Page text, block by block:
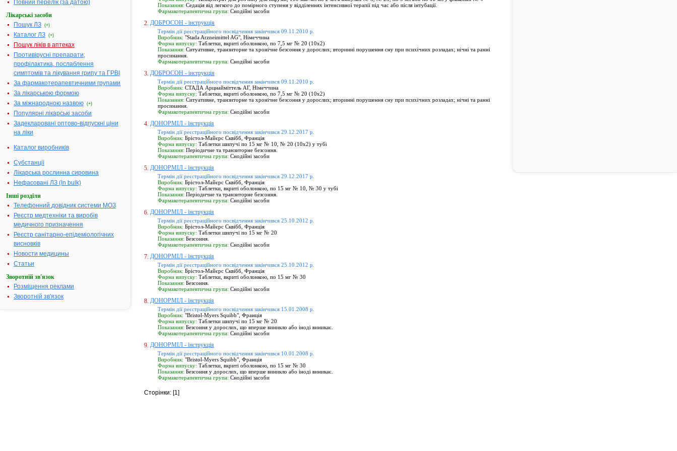
Повний перелік (за датою)
Лікарські засоби
Пошук ЛЗ (+)
Каталог ЛЗ (+)
Пошук ліків в аптеках
Противірусні препарати;
профілактика, послаблення
симптомів та лікування грипу та ГРВІ
За фармакотерапевтичними групами
За лікарською формою
За міжнародною назвою (+)
Популярні лікарські засоби
Задекларовані оптово-відпускні ціни
на ліки
Каталог виробників
Субстанції
Лікарська рослинна сировина
Нефасовані ЛЗ (In bulk)
Інші розділи
Телефонний довідник системи МОЗ
Реєстр медтехніки та виробів
медичного призначення
Реєстр санітарно-епідеміологічних
висновків
Новости медицины
Статьи
Зворотній зв'язок
Розміщення реклами
Зворотній зв'язок
Показання: Седація від легкого до помірного ступеня у відділеннях інтенсивної терапії під час або після інтубації.
Фармакотерапевтична група: Снодійні засоби
2. ДОБРОСОН - інструкція
Термін дії реєстраційного посвідчення закінчився 09.11.2010 р.
Виробник: "Stada Arzneimittel AG", Німеччина
Форма випуску: Таблетки, вкриті оболонкою, по 7,5 мг № 20 (10х2)
Показання: Ситуативне, транзиторне та хронічне безсоння у дорослих; вторинні порушення сну при психічних розладах; нічні та ранні
просинання.
Фармакотерапевтична група: Снодійні засоби
3. ДОБРОСОН - інструкція
Термін дії реєстраційного посвідчення закінчився 09.11.2010 р.
Виробник: СТАДА Арцнайміттель АГ, Німеччина
Форма випуску: Таблетки, вкриті оболонкою, по 7,5 мг № 20 (10х2)
Показання: Ситуативне, транзиторне та хронічне безсоння у дорослих; вторинні порушення сну при психічних розладах; нічні та ранні
просинання.
Фармакотерапевтична група: Снодійні засоби
4. ДОНОРМІЛ - інструкція
Термін дії реєстраційного посвідчення закінчився 29.12.2017 р.
Виробник: Брістол-Майєрс Сквібб, Франція
Форма випуску: Таблетки шипучі по 15 мг № 10, № 20 (10х2) у тубі
Показання: Періодичне та транзиторне безсоння.
Фармакотерапевтична група: Снодійні засоби
5. ДОНОРМІЛ - інструкція
Термін дії реєстраційного посвідчення закінчився 29.12.2017 р.
Виробник: Брістол-Майєрс Сквібб, Франція
Форма випуску: Таблетки, вкриті оболонкою, по 15 мг № 10, № 30 у тубі
Показання: Періодичне та транзиторне безсоння.
Фармакотерапевтична група: Снодійні засоби
6. ДОНОРМІЛ - інструкція
Термін дії реєстраційного посвідчення закінчився 25.10.2012 р.
Виробник: Брістол-Майєрс Сквібб, Франція
Форма випуску: Таблетки шипучі по 15 мг № 20
Показання: Безсоння.
Фармакотерапевтична група: Снодійні засоби
7. ДОНОРМІЛ - інструкція
Термін дії реєстраційного посвідчення закінчився 25.10.2012 р.
Виробник: Брістол-Майєрс Сквібб, Франція
Форма випуску: Таблетки, вкриті оболонкою, по 15 мг № 30
Показання: Безсоння.
Фармакотерапевтична група: Снодійні засоби
8. ДОНОРМІЛ - інструкція
Термін дії реєстраційного посвідчення закінчився 15.01.2008 р.
Виробник: "Bristol-Myers Squibb", Франція
Форма випуску: Таблетки шипучі по 15 мг № 20
Показання: Безсоння у дорослих, що вперше виникло або іноді виникає.
Фармакотерапевтична група: Снодійні засоби
9. ДОНОРМІЛ - інструкція
Термін дії реєстраційного посвідчення закінчився 10.01.2008 р.
Виробник: "Bristol-Myers Squibb", Франція
Форма випуску: Таблетки, вкриті оболонкою, по 15 мг № 30
Показання: Безсоння у дорослих, що вперше виникло або іноді виникає.
Фармакотерапевтична група: Снодійні засоби
Сторінки: [1]